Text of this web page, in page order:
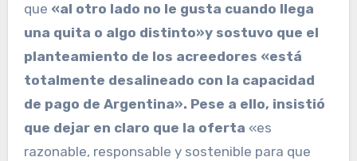
que «al otro lado no le gusta cuando llega
una quita o algo distinto»y sostuvo que el
planteamiento de los acreedores «está
totalmente desalineado con la capacidad
de pago de Argentina». Pese a ello, insistió
que dejar en claro que la oferta «es
razonable, responsable y sostenible para que